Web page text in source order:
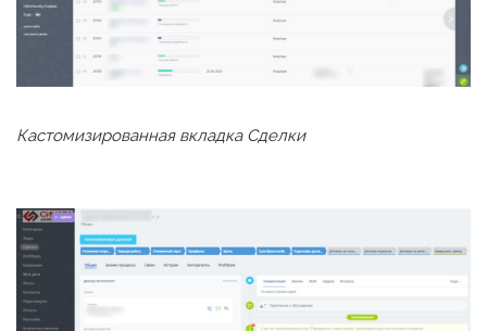
Кастомизированная вкладка Сделки